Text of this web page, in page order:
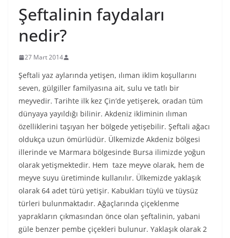
Şeftalinin faydaları
nedir?
27 Mart 2014
Şeftali yaz aylarında yetişen, ılıman iklim koşullarını
seven, gülgiller familyasına ait, sulu ve tatlı bir
meyvedir. Tarihte ilk kez Çin’de yetişerek, oradan tüm
dünyaya yayıldığı bilinir. Akdeniz ikliminin ılıman
özelliklerini taşıyan her bölgede yetişebilir. Şeftali ağacı
oldukça uzun ömürlüdür. Ülkemizde Akdeniz bölgesi
illerinde ve Marmara bölgesinde Bursa ilimizde yoğun
olarak yetişmektedir. Hem taze meyve olarak, hem de
meyve suyu üretiminde kullanılır. Ülkemizde yaklaşık
olarak 64 adet türü yetişir. Kabukları tüylü ve tüysüz
türleri bulunmaktadır. Ağaçlarında çiçeklenme
yaprakların çıkmasından önce olan şeftalinin, yabani
güle benzer pembe çiçekleri bulunur. Yaklaşık olarak 2